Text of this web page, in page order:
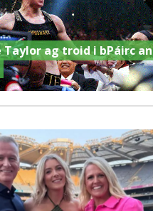
Taylor ag troid i bPáirc an